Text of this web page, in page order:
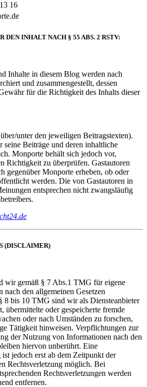
16
DEN INHALT NACH § 55 ABS. 2 RSTV:
Inhalte in diesem Blog werden nach
und zusammengestellt, dessen
für die Richtigkeit des Inhalts dieser
unter den jeweiligen Beitragstexten).
seine Beiträge und deren inhaltliche
Monporte behält sich jedoch vor,
Richtigkeit zu überprüfen. Gastautoren
gegenüber Monporte erheben, ob oder
werden. Die von Gastautoren in
entsprechen nicht zwangsläufig
(DISCLAIMER)
wir gemäß § 7 Abs.1 TMG für eigene
nach den allgemeinen Gesetzen
8 bis 10 TMG sind wir als Diensteanbieter
übermittelte oder gespeicherte fremde
oder nach Umständen zu forschen,
Tätigkeit hinweisen. Verpflichtungen zur
der Nutzung von Informationen nach den
hiervon unberührt. Eine
jedoch erst ab dem Zeitpunkt der
Rechtsverletzung möglich. Bei
Rechtsverletzungen werden
entfernen.